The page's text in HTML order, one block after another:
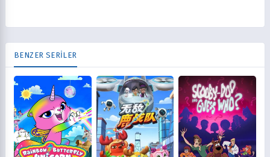
BENZER SERİLER